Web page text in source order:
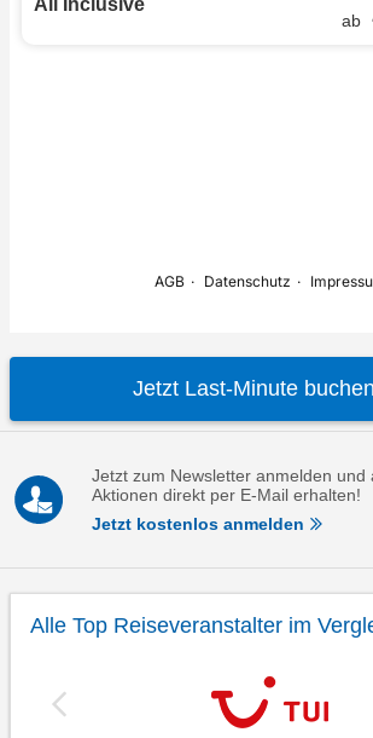
Jetzt Last-Minute buchen
Jetzt zum Newsletter anmelden und
Aktionen direkt per E-Mail erhalten!
Jetzt kostenlos anmelden
Alle Top Reiseveranstalter im